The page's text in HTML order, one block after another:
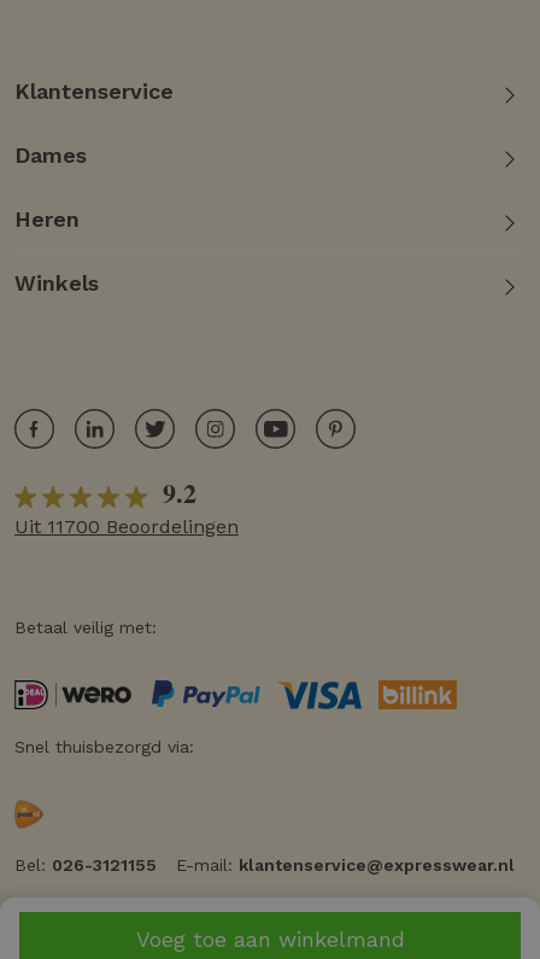
Voeg toe aan winkelmand
Klantenservice
Dames
Heren
Winkels
9.2
Uit 11700 Beoordelingen
Betaal veilig met:
Snel thuisbezorgd via:
Bel: 026-3121155 E-mail: klantenservice@expresswear.nl